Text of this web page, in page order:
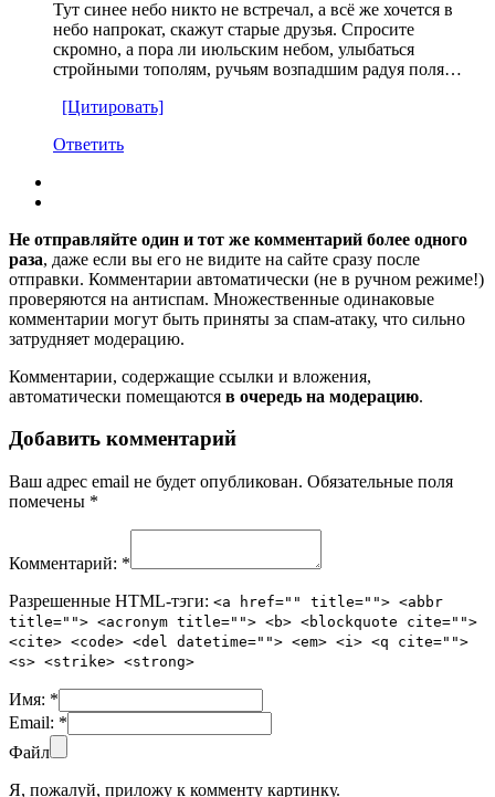
Тут синее небо никто не встречал, а всё же хочется в
небо напрокат, скажут старые друзья. Спросите
скромно, а пора ли июльским небом, улыбаться
стройными тополям, ручьям возпадшим радуя поля…
[Цитировать]
Ответить
Не отправляйте один и тот же комментарий более одного
раза, даже если вы его не видите на сайте сразу после
отправки. Комментарии автоматически (не в ручном режиме!)
проверяются на антиспам. Множественные одинаковые
комментарии могут быть приняты за спам-атаку, что сильно
затрудняет модерацию.
Комментарии, содержащие ссылки и вложения,
автоматически помещаются в очередь на модерацию.
Добавить комментарий
Ваш адрес email не будет опубликован. Обязательные поля
помечены *
Комментарий: *
Разрешенные HTML-тэги: <a href="" title=""> <abbr
title=""> <acronym title=""> <b> <blockquote cite="">
<cite> <code> <del datetime=""> <em> <i> <q cite="">
<s> <strike> <strong>
Имя: *
Email: *
Файл
Я, пожалуй, приложу к комменту картинку.